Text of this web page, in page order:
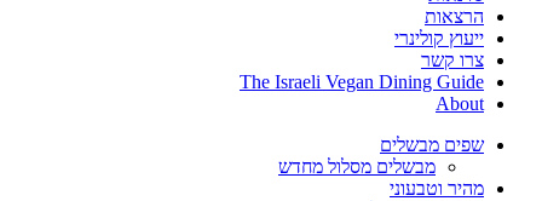
הרצאות
ייעוץ קולינרי
צרו קשר
The Israeli Vegan Dining Guide
About
שפים מבשלים
מבשלים מסלול מחדש
מהיר וטבעוני